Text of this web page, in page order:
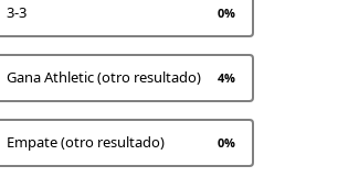
3-3 0%
Gana Athletic (otro resultado) 4%
Empate (otro resultado) 0%